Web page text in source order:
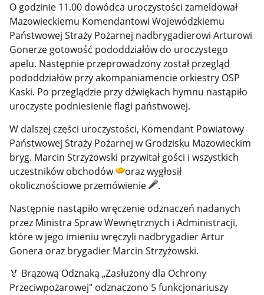
O godzinie 11.00 dowódca uroczystości zameldował
Mazowieckiemu Komendantowi Wojewódzkiemu
Państwowej Straży Pożarnej nadbrygadierowi Arturowi
Gonerze gotowość pododdziałów do uroczystego
apelu. Następnie przeprowadzony został przegląd
pododdziałów przy akompaniamencie orkiestry OSP
Kaski. Po przeglądzie przy dźwiękach hymnu nastąpiło
uroczyste podniesienie flagi państwowej.
W dalszej części uroczystości, Komendant Powiatowy
Państwowej Straży Pożarnej w Grodzisku Mazowieckim
bryg. Marcin Strzyżowski przywitał gości i wszystkich
uczestników obchodów
oraz wygłosił
okolicznościowe przemówienie
.
Następnie nastąpiło wręczenie odznaczeń nadanych
przez Ministra Spraw Wewnętrznych i Administracji,
które w jego imieniu wręczyli nadbrygadier Artur
Gonera oraz brygadier Marcin Strzyżowski.
🏅 Brązową Odznaką „Zasłużony dla Ochrony
Przeciwpożarowej" odznaczono 5 funkcjonariuszy